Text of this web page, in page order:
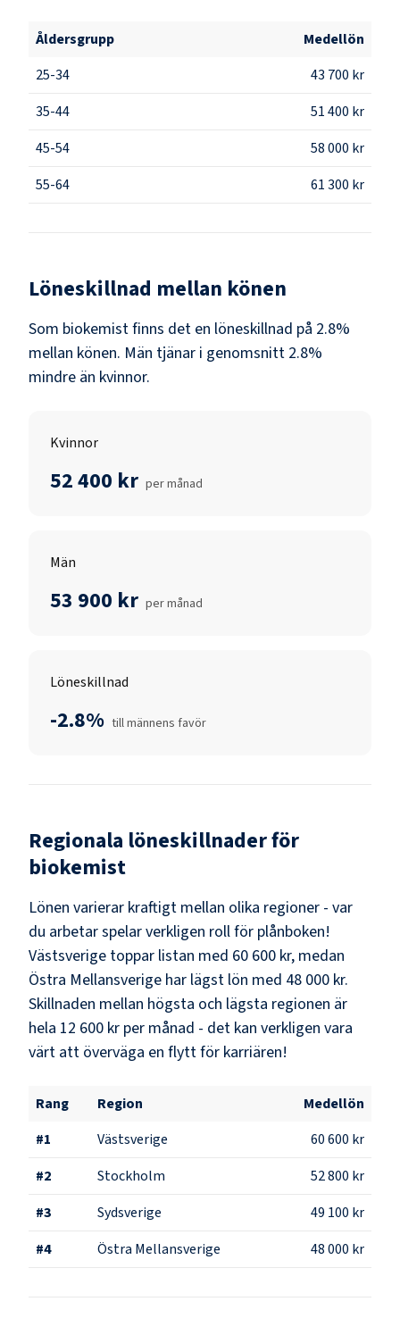
Åldersgrupp
Medellön
25-34
43 700 kr
35-44
51 400 kr
45-54
58 000 kr
55-64
61 300 kr
Löneskillnad mellan könen
Som biokemistfinns det en löneskillnad på 2.8%
mellan könen. Män tjänar i genomsnitt 2.8%
mindre än kvinnor.
Kvinnor
52 400 kr per månad
Män
53 900 kr per månad
Löneskillnad
-2.8% till männens favör
Regionala löneskillnader för
biokemist
Lönen varierar kraftigt mellan olika regioner - var
du arbetar spelar verkligen roll för plånboken!
Västsverige toppar listan med 60 600 kr, medan
Östra Mellansverige har lägst lön med 48 000 kr.
Skillnaden mellan högsta och lägsta regionen är
hela 12 600 kr per månad - det kan verkligen vara
värt att överväga en flytt för karriären!
Rang Region
Medellön
#1 Västsverige
60 600 kr
#2 Stockholm
52 800 kr
#3 Sydsverige
49 100 kr
#4 Östra Mellansverige 48 000 kr